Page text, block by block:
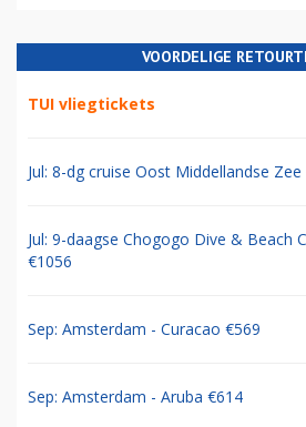
VOORDELIGE
TUI vliegtickets
Jul: 8-dg cruise Oost Middellandse Zee
Jul: 9-daagse Chogogo Dive & Beach
€1056
Sep: Amsterdam - Curacao €569
Sep: Amsterdam - Aruba €614